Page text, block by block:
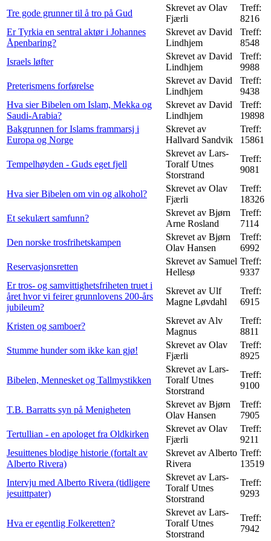
Tre gode grunner til å tro på Gud
Skrevet av Olav
Fjærli
Treff:
8216
Er Tyrkia en sentral aktør i Johannes
Åpenbaring?
Skrevet av David
Lindhjem
Treff:
8548
Israels løfter
Skrevet av David
Lindhjem
Treff:
9988
Preterismens forførelse
Skrevet av David
Lindhjem
Treff:
9438
Hva sier Bibelen om Islam, Mekka og
Saudi-Arabia?
Skrevet av David
Lindhjem
Treff:
19898
Bakgrunnen for Islams frammarsj i
Europa og Norge
Skrevet av
Hallvard Sandvik
Treff:
15861
Tempelhøyden - Guds eget fjell
Skrevet av Lars-
Toralf Utnes
Storstrand
Treff:
9081
Hva sier Bibelen om vin og alkohol?
Skrevet av Olav
Fjærli
Treff:
18326
Et sekulært samfunn?
Skrevet av Bjørn
Arne Rosland
Treff:
7114
Den norske trosfrihetskampen
Skrevet av Bjørn
Olav Hansen
Treff:
6992
Reservasjonsretten
Skrevet av Samuel
Hellesø
Treff:
9337
Er tros- og samvittighetsfriheten truet i
året hvor vi feirer grunnlovens 200-års
jubileum?
Skrevet av Ulf
Magne Løvdahl
Treff:
6915
Kristen og samboer?
Skrevet av Alv
Magnus
Treff:
8811
Stumme hunder som ikke kan gjø!
Skrevet av Olav
Fjærli
Treff:
8925
Bibelen, Mennesket og Tallmystikken
Skrevet av Lars-
Toralf Utnes
Storstrand
Treff:
9100
T.B. Barratts syn på Menigheten
Skrevet av Bjørn
Olav Hansen
Treff:
7905
Tertullian - en apologet fra Oldkirken
Skrevet av Olav
Fjærli
Treff:
9211
Jesuittenes blodige historie (fortalt av
Alberto Rivera)
Skrevet av Alberto
Rivera
Treff:
13519
Intervju med Alberto Rivera (tidligere
jesuittpater)
Skrevet av Lars-
Toralf Utnes
Storstrand
Treff:
9293
Hva er egentlig Folkeretten?
Skrevet av Lars-
Toralf Utnes
Storstrand
Treff:
7942